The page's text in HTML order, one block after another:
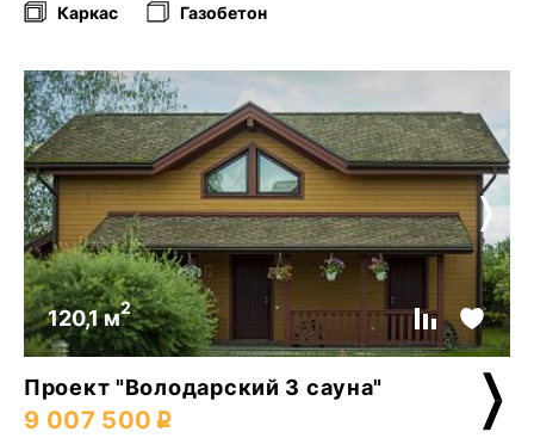
Каркас Газобетон
120,1 м2
Проект "Володарский 3 сауна"
9 007 500